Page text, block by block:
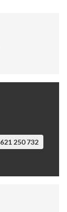
621 250 732